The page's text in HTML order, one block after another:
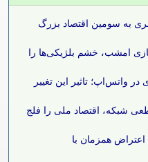
به سومین اقتصاد بزرگ
امشب، خشم بلژیکی‌ها را
واتس‌اپ؛ تاثیر این تغییر
شبکه، اقتصاد ملی را فلج
همزمان با